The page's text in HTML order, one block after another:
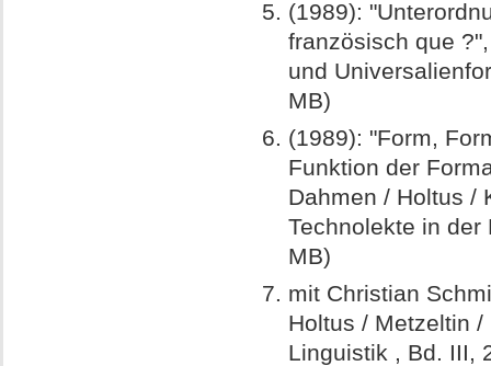
(1989):
französisch que
und
MB)
(1989): "Form,
Funktion der
Dahmen / Holtus /
Technolekte in
MB)
mit Christian
Holtus / Metzeltin
Linguistik , Bd. III,